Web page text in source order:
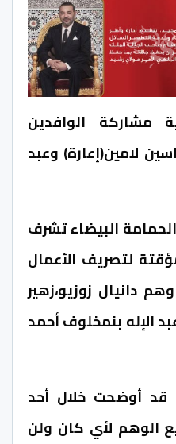
مشاركة الوافدين
لامين(إعارة) وعبد
البيضاء تشرف
لتصريف الأعمال
6 أعضاء وهم دانيال زوزيو،زهير
الإله بنمخلوف أحمد
قد أوضحت خلال أحد
الوهم لأي كان ولن